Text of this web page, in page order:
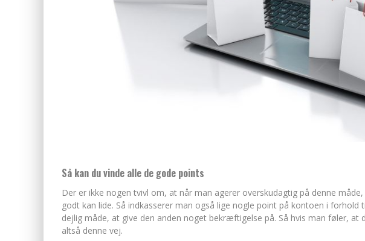
Så kan du vinde alle de gode points
Der er ikke nogen tvivl om, at når man agerer overskudagtig på denne
godt kan lide. Så indkasserer man også lige nogle point på kontoen i
dejlig måde, at give den anden noget bekræftigelse på. Så hvis man føler, at
altså denne vej.